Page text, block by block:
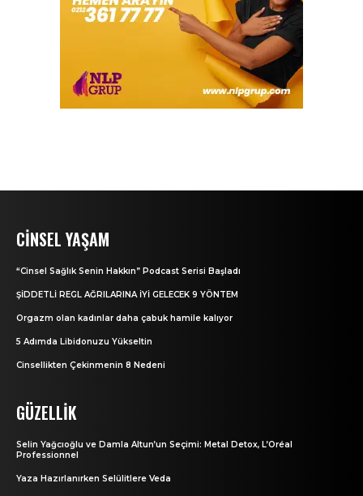
CINSEL YAŞAM
“Cinsel Sağlık Senin Hakkın” Podcast Serisi Başladı
ŞİDDETLİ REGL AĞRILARINA İYİ GELECEK 9 YÖNTEM
Orgazm olan kadınlar daha çabuk hamile kalıyor
5 Adımda Libidonuzu Yükseltin
Cinsellikten Çekinmenin 8 Nedeni
GÜZELLIK
Selin Yağcıoğlu ve Damla Altun’un Seçimi: Metal Detox, L’Oréal
Professionnel
Yaza Hazırlanırken Selülitlere Veda